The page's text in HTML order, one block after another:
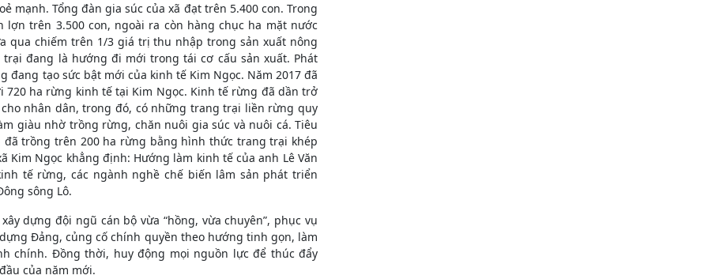
mạnh. Tổng đàn gia súc của xã đạt trên 5.400 con. Trong
trên 3.500 con, ngoài ra còn hàng chục ha mặt nước
qua chiếm trên 1/3 giá trị thu nhập trong sản xuất nông
đang là hướng đi mới trong tái cơ cấu sản xuất. Phát
tạo sức bật mới của kinh tế Kim Ngọc. Năm 2017 đã
ha rừng kinh tế tại Kim Ngọc. Kinh tế rừng đã dần trở
nhân dân, trong đó, có những trang trại liền rừng quy
giàu nhờ trồng rừng, chăn nuôi gia súc và nuôi cá. Tiêu
đã trồng trên 200 ha rừng bằng hình thức trang trại khép
Kim Ngọc khẳng định: Hướng làm kinh tế của anh Lê Văn
tế rừng, các ngành nghề chế biến lâm sản phát triển
sông Lô.
dựng đội ngũ cán bộ vừa “hồng, vừa chuyên”, phục vụ
Đảng, củng cố chính quyền theo hướng tinh gọn, làm
chính. Đồng thời, huy động mọi nguồn lực để thúc đẩy
của năm mới.